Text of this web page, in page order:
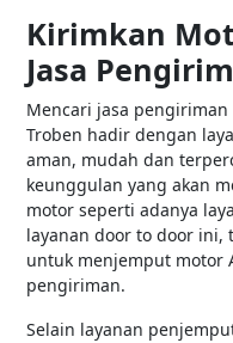
Kirimkan
Jasa
Mencari jasa
Troben hadir dengan
aman, mudah dan
keunggulan yang akan
motor seperti adanya
layanan door to door ini,
untuk menjemput motor
pengiriman.
Selain layanan